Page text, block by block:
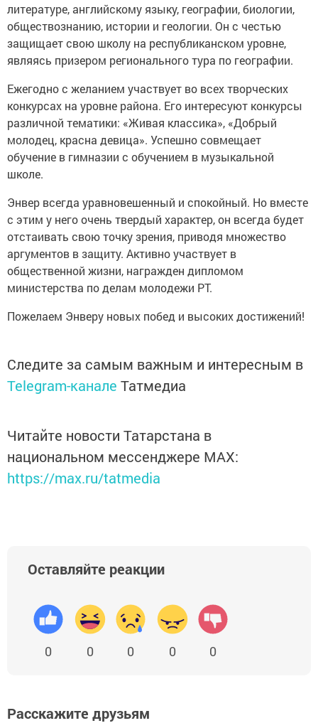
литературе, английскому языку, географии, биологии,
обществознанию, истории и геологии. Он с честью
защищает свою школу на республиканском уровне,
являясь призером регионального тура по географии.
Ежегодно с желанием участвует во всех творческих
конкурсах на уровне района. Его интересуют конкурсы
различной тематики: «Живая классика», «Добрый
молодец, красна девица». Успешно совмещает
обучение в гимназии с обучением в музыкальной
школе.
Энвер всегда уравновешенный и спокойный. Но вместе
с этим у него очень твердый характер, он всегда будет
отстаивать свою точку зрения, приводя множество
аргументов в защиту. Активно участвует в
общественной жизни, награжден дипломом
министерства по делам молодежи РТ.
Пожелаем Энверу новых побед и высоких достижений!
Следите за самым важным и интересным в
Telegram-канале Татмедиа
Читайте новости Татарстана в
национальном мессенджере MАХ:
https://max.ru/tatmedia
Оставляйте реакции
0 0 0 0 0
Расскажите друзьям